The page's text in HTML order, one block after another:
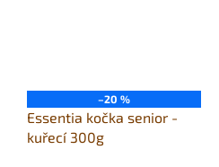
–20 %
Essentia kočka senior -
kuřecí 300g